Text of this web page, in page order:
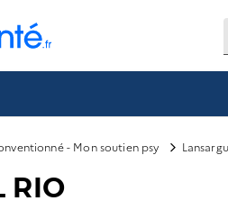
- Mon soutien psy
RIO